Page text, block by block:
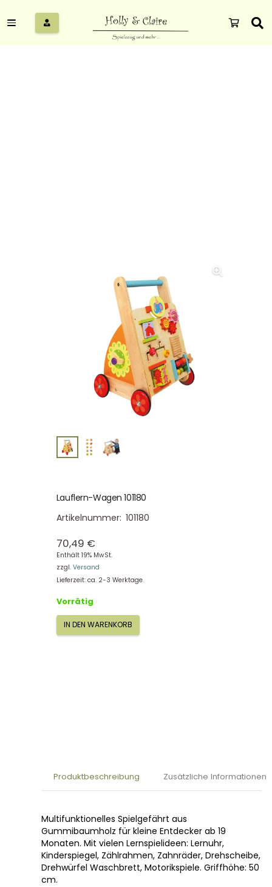
Lauflern-Wagen 101180
Artikelnummer: 101180
70,49 €
Enthält 19% MwSt.
zzgl. Versand
Lieferzeit: ca. 2-3 Werktage
Vorrätig
Lauflern-
IN DEN WARENKORB
Produktbeschreibung Zusätzliche Informationen
Multifunktionelles Spielgefährt aus
Gummibaumholz für kleine Entdecker ab 19
Monaten. Mit vielen Lernspielideen: Lernuhr,
Kinderspiegel, Zählrahmen, Zahnräder, Drehscheibe,
Drehwürfel Waschbrett, Motorikspiele. Griffhöhe: 50
cm.